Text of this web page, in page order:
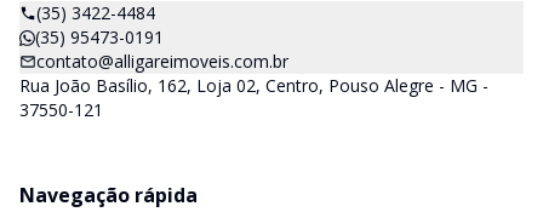
(35) 3422-4484
(35) 95473-0191
contato@alligareimoveis.com.br
Rua João Basílio, 162, Loja 02, Centro, Pouso Alegre - MG -
37550-121
Navegação rápida